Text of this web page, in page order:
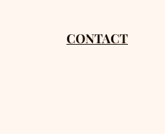
CONTACT